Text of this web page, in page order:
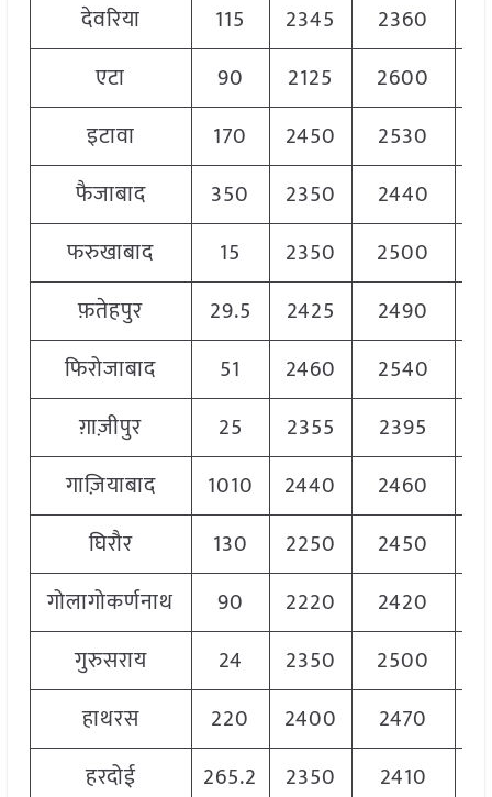
देवरिया
115 2345 2360
एटा
90 2125 2600
इटावा
170 2450 2530
फैजाबाद
350 2350 2440
फरुखाबाद
15 2350 2500
फ़तेहपुर
29.5 2425 2490
फिरोजाबाद
51 2460 2540
ग़ाज़ीपुर
25 2355 2395
गाज़ियाबाद
1010 2440 2460
घिरौर
130 2250 2450
गोलागोकर्णनाथ
90 2220 2420
गुरुसराय
24 2350 2500
हाथरस
220 2400 2470
हरदोई
265.2 2350 2410